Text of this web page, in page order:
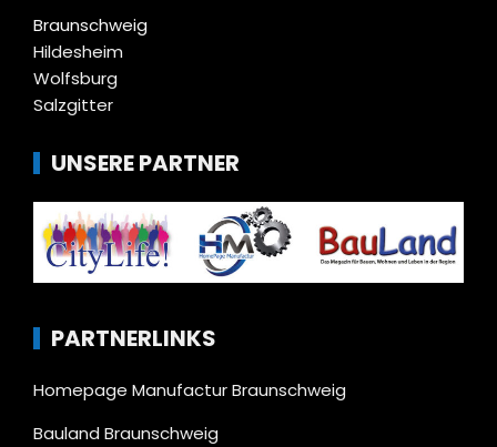
Braunschweig
Hildesheim
Wolfsburg
Salzgitter
UNSERE PARTNER
PARTNERLINKS
Homepage Manufactur Braunschweig
Bauland Braunschweig